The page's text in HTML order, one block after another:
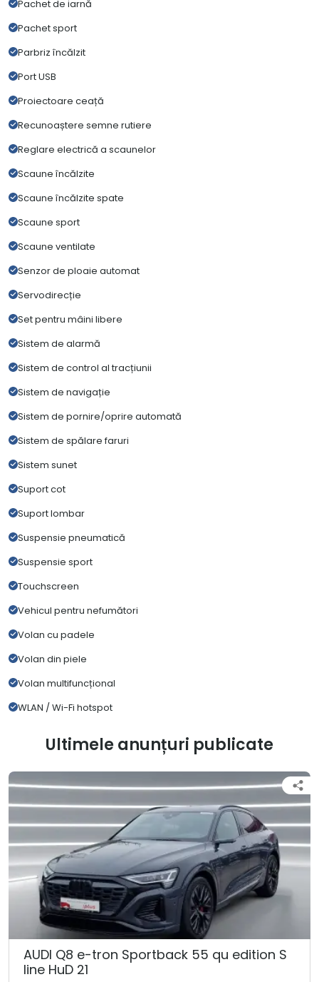
Pachet de iarnă
Pachet sport
Parbriz încălzit
Port USB
Proiectoare ceață
Recunoaștere semne rutiere
Reglare electrică a scaunelor
Scaune încălzite
Scaune încălzite spate
Scaune sport
Scaune ventilate
Senzor de ploaie automat
Servodirecție
Set pentru mâini libere
Sistem de alarmă
Sistem de control al tracțiunii
Sistem de navigație
Sistem de pornire/oprire automată
Sistem de spălare faruri
Sistem sunet
Suport cot
Suport lombar
Suspensie pneumatică
Suspensie sport
Touchscreen
Vehicul pentru nefumători
Volan cu padele
Volan din piele
Volan multifuncțional
WLAN / Wi-Fi hotspot
Ultimele anunțuri publicate
AUDI Q8 e-tron Sportback 55 qu edition S
line HuD 21